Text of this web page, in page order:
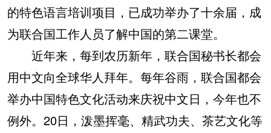
的特色语言培训项目，已成功举办了十余届，成
为联合国工作人员了解中国的第二课堂。
近年来，每到农历新年，联合国秘书长都会
用中文向全球华人拜年。每年谷雨，联合国都会
举办中国特色文化活动来庆祝中文日，今年也不
例外。20日，泼墨挥毫、精武功夫、茶艺文化等